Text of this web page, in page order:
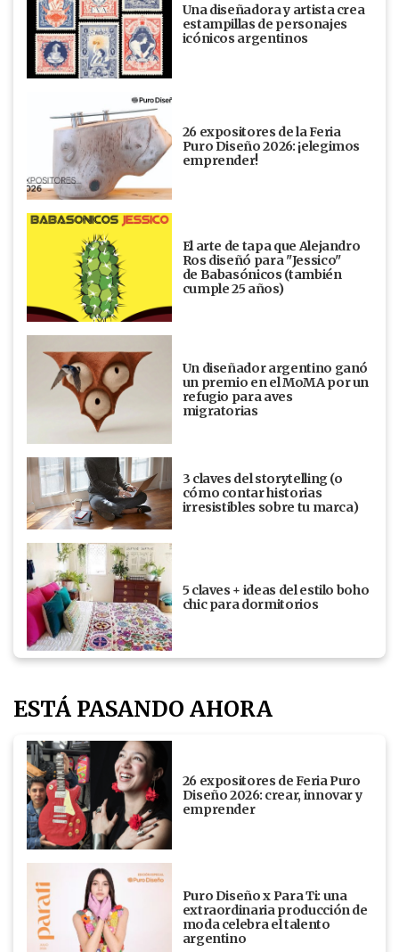
Una diseñadora y artista crea
estampillas de personajes
icónicos argentinos
26 expositores de la Feria
Puro Diseño 2026: ¡elegimos
emprender!
El arte de tapa que Alejandro
Ros diseñó para "Jessico"
de Babasónicos (también
cumple 25 años)
Un diseñador argentino ganó
un premio en el MoMA por un
refugio para aves
migratorias
3 claves del storytelling (o
cómo contar historias
irresistibles sobre tu marca)
5 claves + ideas del estilo boho
chic para dormitorios
ESTÁ PASANDO AHORA
26 expositores de Feria Puro
Diseño 2026: crear, innovar y
emprender
Puro Diseño x Para Ti: una
extraordinaria producción de
moda celebra el talento
argentino